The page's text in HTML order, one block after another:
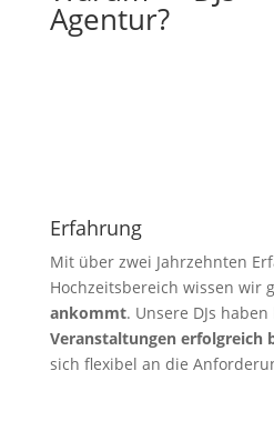
Agentur?
Erfahrung
Mit über zwei Jahrzehnten
Hochzeitsbereich wissen wir
ankommt. Unsere DJs
Veranstaltungen erfolgreich
sich flexibel an die